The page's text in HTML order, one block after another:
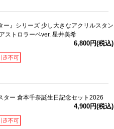
ー』シリーズ 少し大きなアクリルスタン
ストロラーベver. 星井美希
6,800円(税込)
ター 倉本千奈誕生日記念セット2026
4,900円(税込)